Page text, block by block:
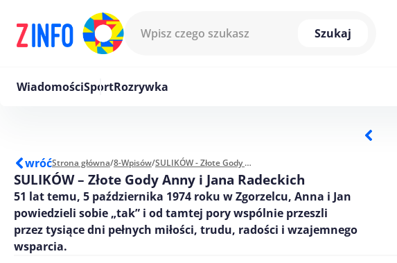
Szukaj
WiadomościSportRozrywka
wróćStrona główna/8-Wpisów/ SULIKÓW - Złote Gody Anny i Jana Radeckich
SULIKÓW – Złote Gody Anny i Jana Radeckich
51 lat temu, 5 października 1974 roku w Zgorzelcu, Anna i Jan
powiedzieli sobie „tak” i od tamtej pory wspólnie przeszli
przez tysiące dni pełnych miłości, trudu, radości i wzajemnego
wsparcia.